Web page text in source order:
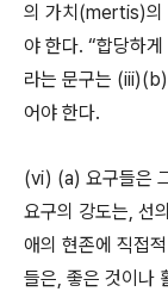
의 가치(mertis)의
야 한다. “합당하
라는 문구는 (iii)(b)
어야 한다.
(vi) (a) 요구들은
요구의 강도는, 선
애의 현존에 직접
들은, 좋은 것이나